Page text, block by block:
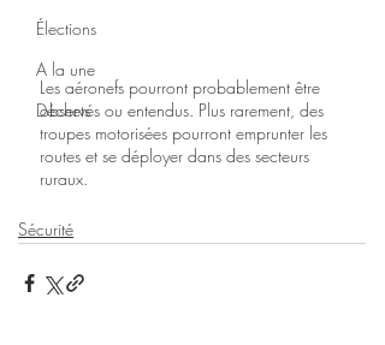
Élections
A la une
Déchets
Les aéronefs pourront probablement être
observés ou entendus. Plus rarement, des
troupes motorisées pourront emprunter les
routes et se déployer dans des secteurs
ruraux.
Sécurité